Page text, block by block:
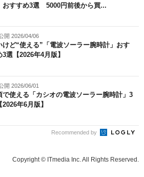
おすすめ3選 5000円前後から買...
開 2026/04/06
けど“使える”「電波ソーラー腕時計」おす
3選【2026年4月版】
開 2026/06/01
で使える「カシオの電波ソーラー腕時計」3
2026年6月版】
Recommended by
Copyright © ITmedia Inc. All Rights Reserved.